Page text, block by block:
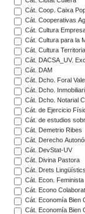
Cát. Coop. Caixa
Cát. Cooperativas
Cát. Cultura
Cát. Cultura para la
Cát. Cultura
Cát. DACSA_UV.
Cát. DAM
Cát. Dcho. Foral
Cát. Dcho.
Cát. Dcho. Notarial
Cát. de Ejercicio
Cát. de estudios
Cát. Demetrio Ribes
Cát. Derecho
Cát. DevStat-UV
Cát. Divina Pastora
Cát. Drets Lingüístics
Cát. Econ. Feminista
Cát. Econo
Cát. Economía Bien
Cát. Economía Bien